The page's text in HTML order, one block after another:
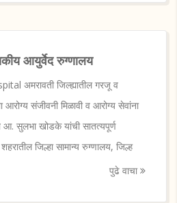
आयुर्वेद रुग्णालय
अमरावती जिल्ह्यातील गरजू व
आरोग्य संजीवनी मिळावी व आरोग्य सेवांना
आ. सुलभा खोडके यांची सातत्यपूर्ण
जिल्हा सामान्य रुग्णालय, जिल्ह
पुढे वाचा